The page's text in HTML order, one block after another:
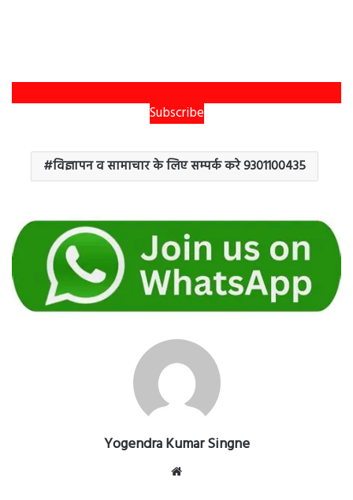
Subscribe
विज्ञापन व सामाचार के लिए सम्पर्क करे 9301100435
Yogendra Kumar Singne